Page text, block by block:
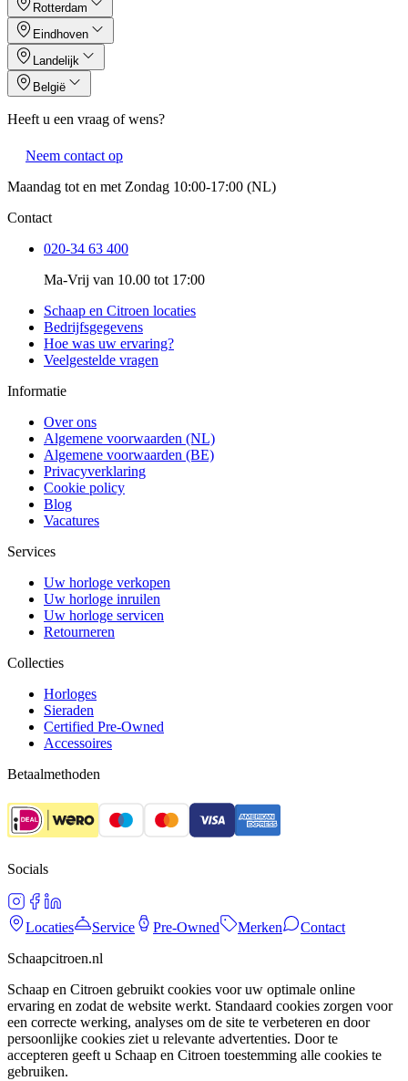
Rotterdam
Eindhoven
Landelijk
België
Heeft u een vraag of wens?
Neem contact op
Maandag tot en met Zondag 10:00-17:00 (NL)
Contact
020-34 63 400
Ma-Vrij van 10.00 tot 17:00
Schaap en Citroen locaties
Bedrijfsgegevens
Hoe was uw ervaring?
Veelgestelde vragen
Informatie
Over ons
Algemene voorwaarden (NL)
Algemene voorwaarden (BE)
Privacyverklaring
Cookie policy
Blog
Vacatures
Services
Uw horloge verkopen
Uw horloge inruilen
Uw horloge servicen
Retourneren
Collecties
Horloges
Sieraden
Certified Pre-Owned
Accessoires
Betaalmethoden
Socials
Locaties Service Pre-Owned Merken
Contact
Schaapcitroen.nl
Schaap en Citroen gebruikt cookies voor uw optimale online
ervaring en zodat de website werkt. Standaard cookies zorgen voor
een correcte werking, analyses om de site te verbeteren en door
persoonlijke cookies ziet u relevante advertenties. Door te
accepteren geeft u Schaap en Citroen toestemming alle cookies te
gebruiken.